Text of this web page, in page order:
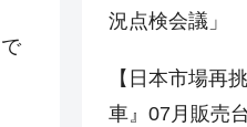
で
況点検会議」
【日本市場再
車』07月販売